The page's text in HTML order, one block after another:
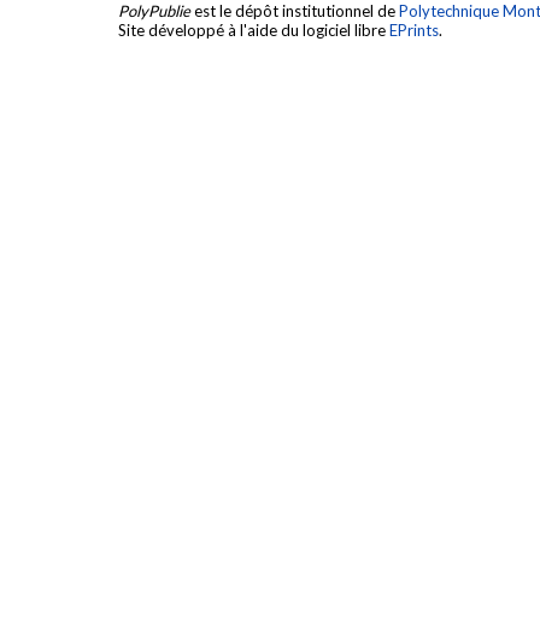
PolyPublieest le dépôt institutionnel dePolytechnique
Site développé à l'aide du logiciel libreEPrints.